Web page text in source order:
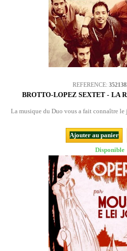
REFERENCE:
BROTTO-LOPEZ SEXTET - LA
La musique du Duo vous a fait connaître le
Ajouter au panier
Disponible